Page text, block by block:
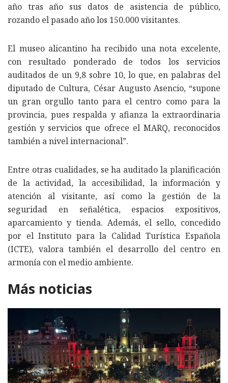
año tras año sus datos de asistencia de público,
rozando el pasado año los 150.000 visitantes.
El museo alicantino ha recibido una nota excelente,
con resultado ponderado de todos los servicios
auditados de un 9,8 sobre 10, lo que, en palabras del
diputado de Cultura, César Augusto Asencio, “supone
un gran orgullo tanto para el centro como para la
provincia, pues respalda y afianza la extraordinaria
gestión y servicios que ofrece el MARQ, reconocidos
también a nivel internacional”.
Entre otras cualidades, se ha auditado la planificación
de la actividad, la accesibilidad, la información y
atención al visitante, así como la gestión de la
seguridad en señalética, espacios expositivos,
aparcamiento y tienda. Además, el sello, concedido
por el Instituto para la Calidad Turística Española
(ICTE), valora también el desarrollo del centro en
armonía con el medio ambiente.
Más noticias